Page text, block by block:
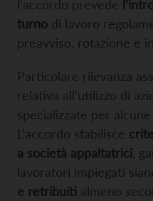
l’accordo prevede
turno di lavoro
preavviso, rotazione e
Particolare rilevanza
relativa all’utilizzo di
specializzate per
L’accordo stabilisce
a società appaltatrici ,
lavoratori impiegati
e retribuiti almeno